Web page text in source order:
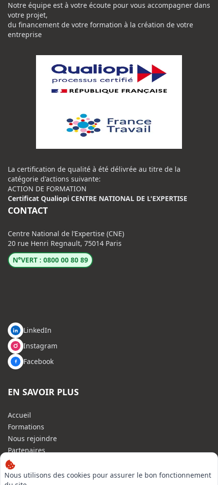
Nous utilisons des cookies pour assurer le bon fonctionnement
Notre équipe est à votre écoute pour vous accompagner dans
votre projet,
du financement de votre formation à la création de votre
entreprise
La certification de qualité à été délivrée au titre de la
catégorie d'actions suivante:
ACTION DE FORMATION
Certificat Qualiopi CENTRE NATIONAL DE L'EXPERTISE
CONTACT
Centre National de l’Expertise (CNE)
20 rue Henri Regnault, 75014 Paris
N°VERT : 0800 00 80 89
LinkedIn
Instagram
Facebook
EN SAVOIR PLUS
Accueil
Formations
Nous rejoindre
Partenaires
Autres missions
Le C.N.E.